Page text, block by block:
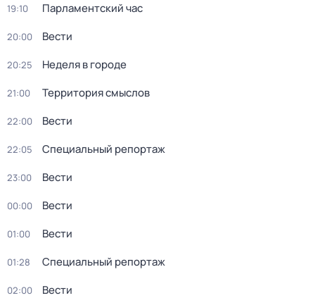
19:10 Парламентский час
20:00 Вести
20:25 Неделя в городе
21:00 Территория смыслов
22:00 Вести
22:05 Специальный репортаж
23:00 Вести
00:00 Вести
01:00 Вести
01:28 Специальный репортаж
02:00 Вести